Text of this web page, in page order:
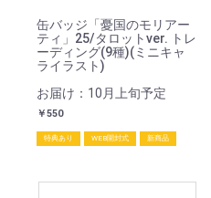
缶バッジ「憂国のモリアー
ティ」25/タロットver. トレ
ーディング(9種)(ミニキャ
ライラスト)
お届け：10月上旬予定
￥550
特典あり WEB開封式 新商品